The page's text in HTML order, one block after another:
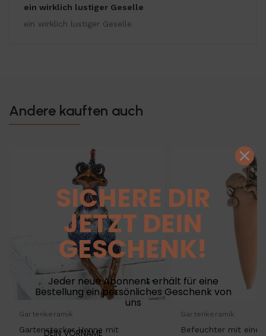
ein wirklich lustiger Geselle
ein wirklich lustiger Geselle
Andere kauften auch
Gartenkeramik
Gartenstecker Henne mit
Gartenkeramik
Befeuchter mit einer
SICHERE DIR
JETZT DEIN
GESCHENK!
Jeder neue Abonnent erhält für eine
Bestellung ein persönliches Geschenk von
uns